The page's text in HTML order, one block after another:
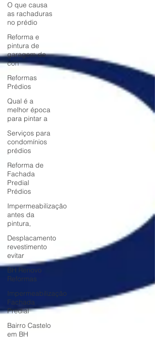
O que causa
as rachaduras
no prédio
Reforma e
pintura de
garagem de
con
Reformas
Prédios
Qual é a
melhor época
para pintar a
Serviços para
condomínios
prédios
Reforma de
Fachada
Predial
Prédios
Impermeabilização
antes da
pintura,
Desplacamento
revestimento
evitar
BH Renovo
Reformas
Impermeabilização
Fachada
Predial
Bairro Castelo
em BH